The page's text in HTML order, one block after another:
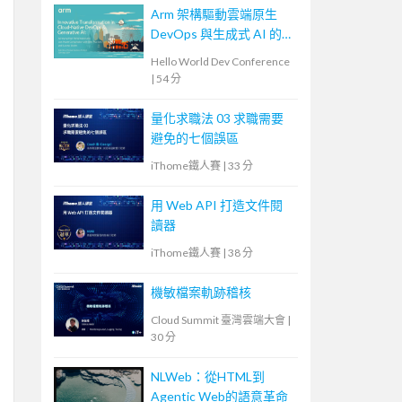
Arm 架構驅動雲端原生
DevOps 與生成式 AI 的創
的雙贏實踐與成功案例
Hello World Dev Conference
| 54 分
量化求職法 03 求職需要
避免的七個誤區
iThome鐵人賽 | 33 分
用 Web API 打造文件閱
讀器
iThome鐵人賽 | 38 分
機敏檔案軌跡稽核
Cloud Summit 臺灣雲端大會 |
30 分
NLWeb：從HTML到
Agentic Web的語意革命